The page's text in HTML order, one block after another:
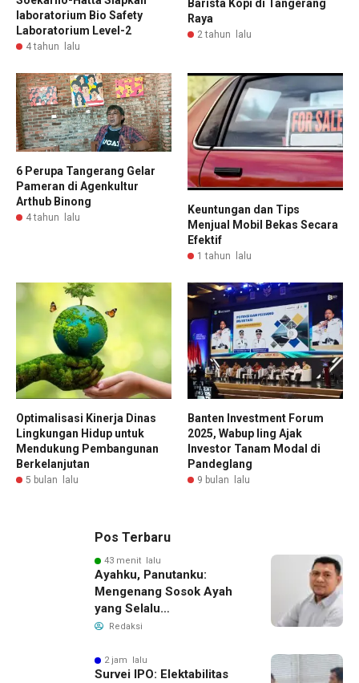
laboratorium Bio Safety
Laboratorium Level-2
4 tahun lalu
Barista Kopi di Tangerang
Raya
2 tahun lalu
6 Perupa Tangerang Gelar
Pameran di Agenkultur
Arthub Binong
4 tahun lalu
Keuntungan dan Tips
Menjual Mobil Bekas Secara
Efektif
1 tahun lalu
Optimalisasi Kinerja Dinas
Lingkungan Hidup untuk
Mendukung Pembangunan
Berkelanjutan
5 bulan lalu
Banten Investment Forum
2025, Wabup Iing Ajak
Investor Tanam Modal di
Pandeglang
9 bulan lalu
Pos Terbaru
43 menit lalu
Ayahku, Panutanku:
Mengenang Sosok Ayah
yang Selalu
Membersamaiku
Redaksi
2 jam lalu
Survei IPO: Elektabilitas